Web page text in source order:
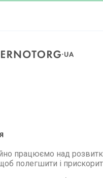
працюємо над
полегшити і